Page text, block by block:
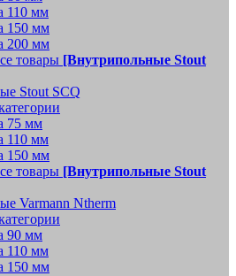
110 мм
150 мм
200 мм
товары [Внутрипольные Stout
Stout SCQ
75 мм
110 мм
150 мм
товары [Внутрипольные Stout
Varmann Ntherm
90 мм
110 мм
150 мм